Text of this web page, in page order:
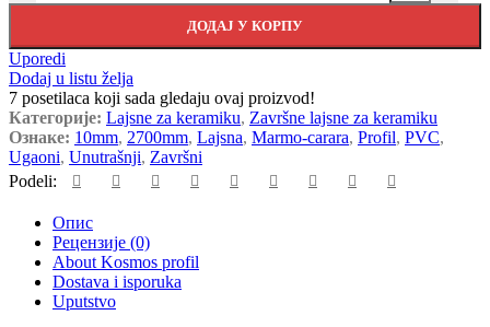
ДОДАЈ У КОРПУ
Uporedi
Dodaj u listu želja
7 posetilaca koji sada gledaju ovaj proizvod!
Категорије: Lajsne za keramiku, Završne lajsne za keramiku
Ознаке: 10mm, 2700mm, Lajsna, Marmo-carara, Profil, PVC,
Ugaoni, Unutrašnji, Završni
Podeli:
Опис
Рецензије (0)
About Kosmos profil
Dostava i isporuka
Uputstvo